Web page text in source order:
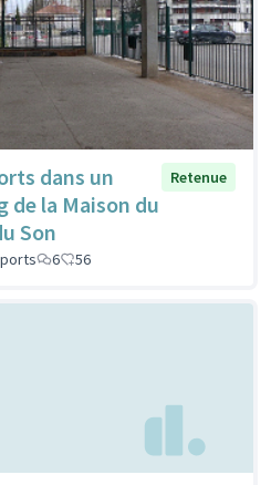
dans un
de la Maison du
Son
Retenue
6 56